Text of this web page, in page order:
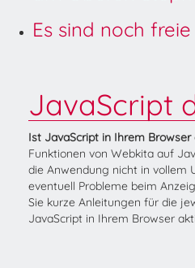
Es sind noch
JavaScript
Ist JavaScript in Ihrem Browser
Funktionen von Webkita auf
die Anwendung nicht in vollem
eventuell Probleme beim
Sie kurze Anleitungen für die
JavaScript in Ihrem Browser